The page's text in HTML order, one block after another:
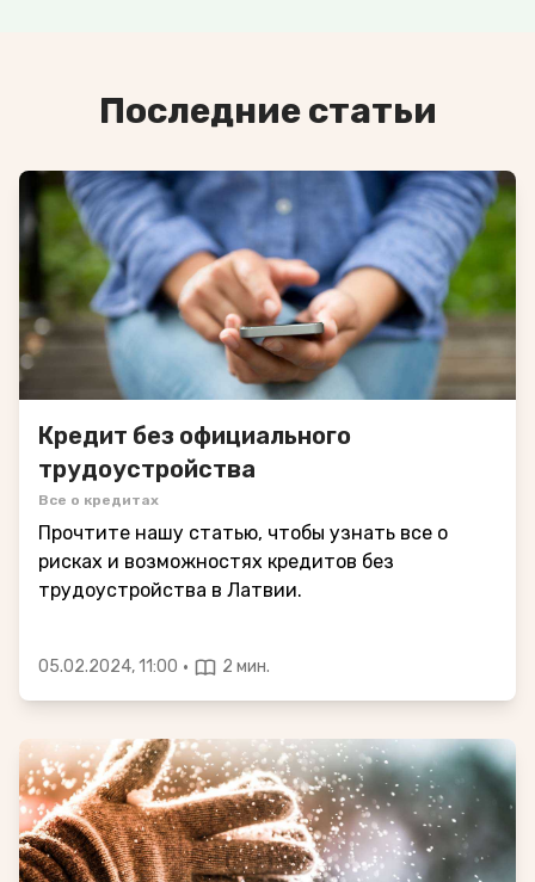
Последние статьи
Кредит без официального
трудоустройства
Все о кредитах
Прочтите нашу статью, чтобы узнать все о
рисках и возможностях кредитов без
трудоустройства в Латвии.
05.02.2024, 11:00 · 2 мин.